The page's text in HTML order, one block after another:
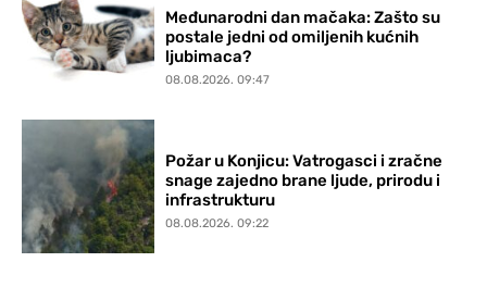
Međunarodni dan mačaka: Zašto su
postale jedni od omiljenih kućnih
ljubimaca?
08.08.2026. 09:47
Požar u Konjicu: Vatrogasci i zračne
snage zajedno brane ljude, prirodu i
infrastrukturu
08.08.2026. 09:22